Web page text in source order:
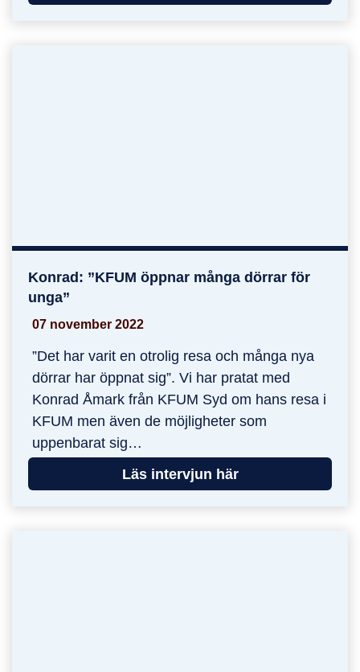
Konrad: ”KFUM öppnar många dörrar för
unga”
Konrad: ”KFUM öppnar många dörrar för unga”
07 november 2022
”Det har varit en otrolig resa och många nya
dörrar har öppnat sig”. Vi har pratat med
Konrad Åmark från KFUM Syd om hans resa i
KFUM men även de möjligheter som
uppenbarat sig…
Läs intervjun här